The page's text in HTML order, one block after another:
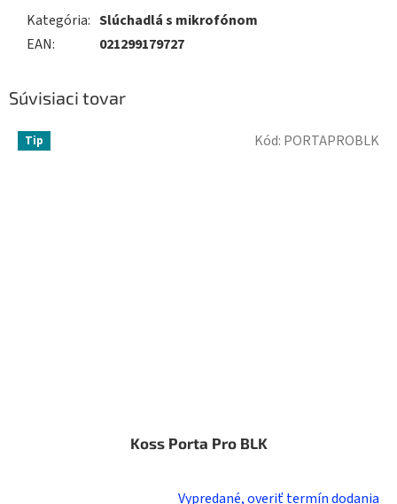
Kategória: Slúchadlá s mikrofónom
EAN: 021299179727
Súvisiaci tovar
Tip
Koss Porta Pro BLK
Vypredané, overiť termín dodania
Kód: PORTAPROBLK